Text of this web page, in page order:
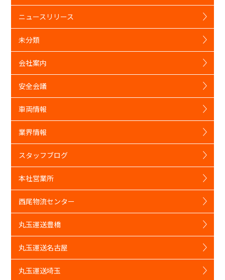
ニュースリリース
未分類
会社案内
安全会議
車両情報
業界情報
スタッフブログ
本社営業所
西尾物流センター
丸玉運送豊橋
丸玉運送名古屋
丸玉運送埼玉